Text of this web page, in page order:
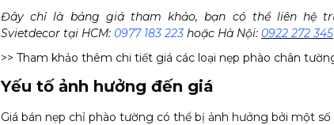
Đây chỉ là bảng giá tham khảo, bạn có thể liên hệ
Svietdecor tại HCM: 0977 183 223 hoặc Hà Nội: 0922 272 345
>> Tham khảo thêm chi tiết giá các loại nẹp phào chân
Yếu tố ảnh hưởng đến giá
Giá bán nẹp chỉ phào tường có thể bị ảnh hưởng bởi một số